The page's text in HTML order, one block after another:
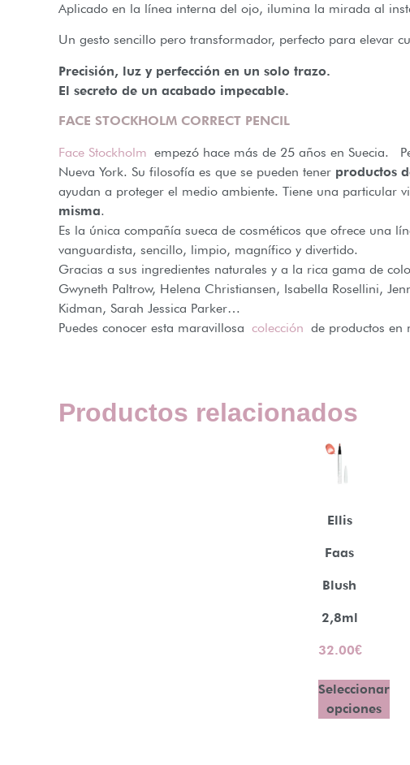
Aplicado en la línea interna del ojo, ilumina la mirada al
Un gesto sencillo pero transformador, perfecto para elevar
Precisión, luz y perfección en un solo trazo.
El secreto de un acabado impecable.
FACE STOCKHOLM CORRECT PENCIL
Face Stockholm empezó hace más de 25 años en Suecia.
Nueva York. Su filosofía es que se pueden tener productos
ayudan a proteger el medio ambiente. Tiene una particular
misma.
Es la única compañía sueca de cosméticos que ofrece una
vanguardista, sencillo, limpio, magnífico y divertido.
Gracias a sus ingredientes naturales y a la rica gama de
Gwyneth Paltrow, Helena Christiansen, Isabella Rosellini,
Kidman, Sarah Jessica Parker…
Puedes conocer esta maravillosa colección de productos en
Productos relacionados
Ellis
Faas
Blush
2,8ml
32.00€
Seleccionar
opciones